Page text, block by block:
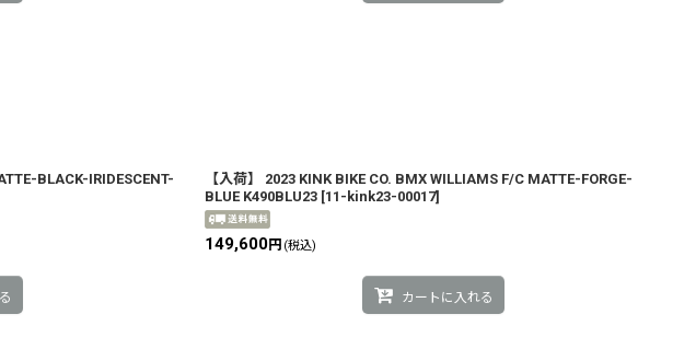
BLACK-IRIDESCENT-
【入荷】 2023 KINK BIKE CO. BMX WILLIAMS F/C MATTE-FORGE-
BLUE K490BLU23 [11-kink23-00017]
149,600円 (税込)
カートに入れる